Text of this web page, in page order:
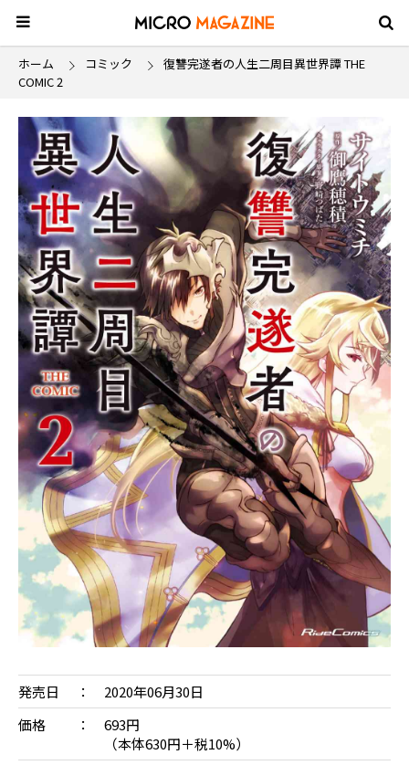
ホーム コミック
復讐完遂者の人生二周目異世界譚 THE
COMIC 2
発売日
2020年06月30日
価格
693円
（本体630円＋税10%）